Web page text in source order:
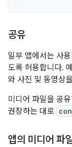
공유
일부 앱에서는 사
도록 허용합니다.
와 사진 및 동영상
미디어 파일을 공
권장하는 대로
앱의 미디어 파